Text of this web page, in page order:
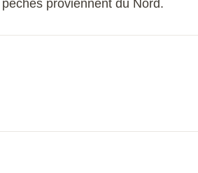
pêches proviennentdu Nord.